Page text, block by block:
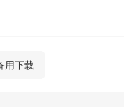
用下载